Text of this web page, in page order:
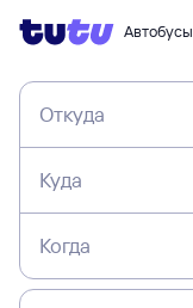
Автобусы
Откуда
Куда
Когда